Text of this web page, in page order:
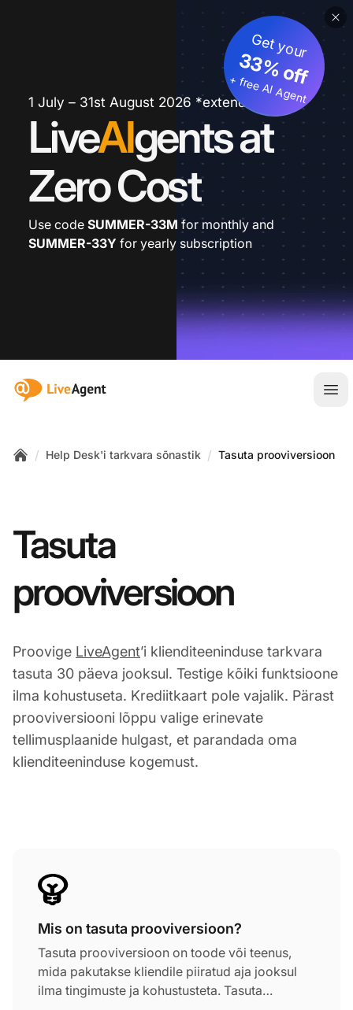
1 July – 31st August 2026 *extended
LiveAIgents at
Zero Cost
Get your
33% off
+ free AI Agent
Use code SUMMER-33M for monthly and
SUMMER-33Y for yearly subscription
:site.title
/ Help Desk'i tarkvara sõnastik / Tasuta prooviversioon
Tasuta
prooviversioon
Proovige LiveAgent’i klienditeeninduse tarkvara
tasuta 30 päeva jooksul. Testige kõiki funktsioone
ilma kohustuseta. Krediitkaart pole vajalik. Pärast
prooviversiooni lõppu valige erinevate
tellimusplaanide hulgast, et parandada oma
klienditeeninduse kogemust.
Mis on tasuta prooviversioon?
Tasuta prooviversioon on toode või teenus,
mida pakutakse kliendile piiratud aja jooksul
ilma tingimuste ja kohustusteta. Tasuta